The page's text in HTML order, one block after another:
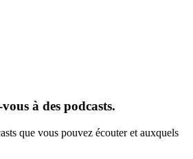
à des podcasts.
que vous pouvez écouter et auxquels